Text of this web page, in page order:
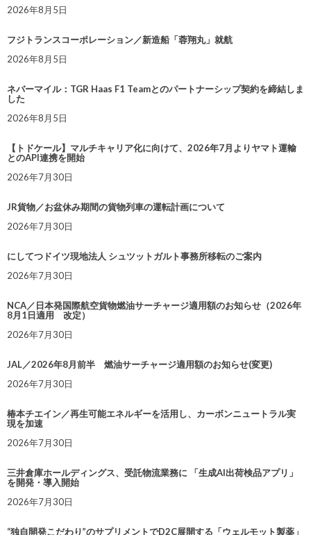
2026年8月5日
フジトランスコーポレーション／新造船「蓉翔丸」就航
2026年8月5日
ネバーマイル：TGR Haas F1 Teamとのパートナーシップ契約を締結しま
した
2026年8月5日
【トドケール】マルチキャリア化に向けて、2026年7月よりヤマト運輸
とのAPI連携を開始
2026年7月30日
JR貨物／お盆休み期間の貨物列車の運転計画について
2026年7月30日
にしてつドイツ現地法人 シュツットガルト事務所移転のご案内
2026年7月30日
NCA／日本発国際航空貨物燃油サーチャージ適用額のお知らせ（2026年
8月1日適用 改定）
2026年7月30日
JAL／2026年8月前半 燃油サーチャージ適用額のお知らせ(変更)
2026年7月30日
椿本チエイン／再生可能エネルギーを活用し、カーボンニュートラル実
現を加速
2026年7月30日
三井倉庫ホールディングス、受託物流業務に 「生成AI出荷検品アプリ」
を開発・導入開始
2026年7月30日
“独自開発こだわり”のサプリメントでD2C展開する「ウェルモット製薬」